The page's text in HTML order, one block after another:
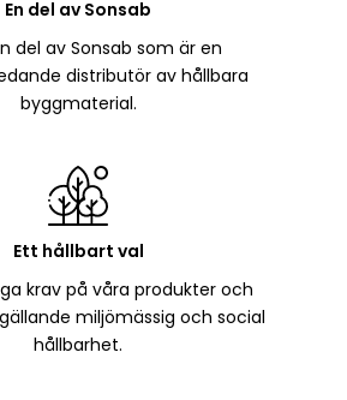
En del av Sonsab
del av Sonsab som är en
distributör av hållbara
byggmaterial.
Ett hållbart val
krav på våra produkter och
miljömässig och social
hållbarhet.